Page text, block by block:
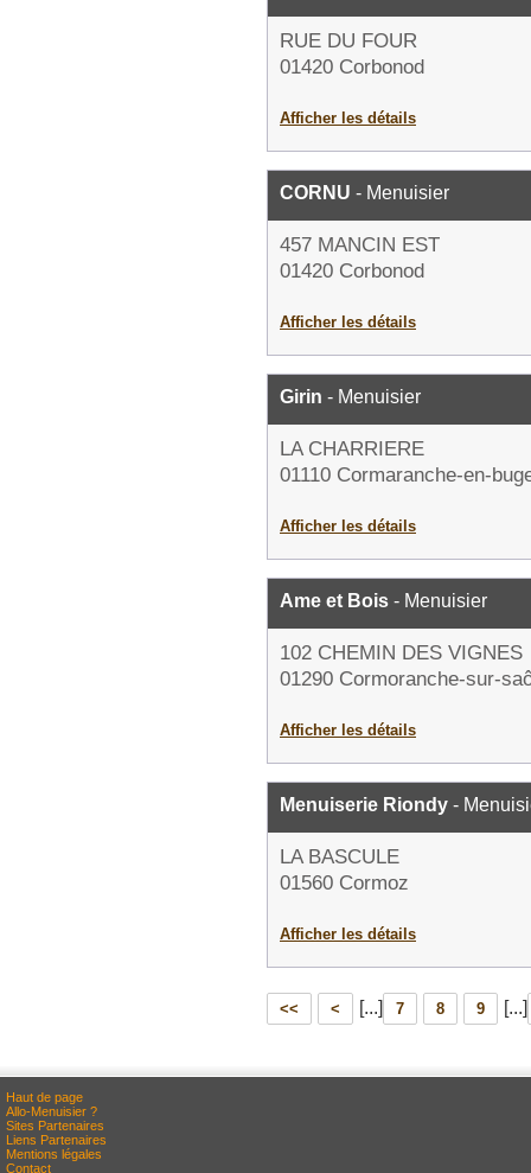
RUE DU FOUR
01420 Corbonod
Afficher les détails
CORNU - Menuisier
457 MANCIN EST
01420 Corbonod
Afficher les détails
Girin - Menuisier
LA CHARRIERE
01110 Cormaranche-en-
Afficher les détails
Ame et Bois - Menuisier
102 CHEMIN DES VIGNES
01290 Cormoranche-sur-
Afficher les détails
Menuiserie Riondy -
LA BASCULE
01560 Cormoz
Afficher les détails
<< < [...] 7 8 9 [...]
Haut de page
Allo-Menuisier ?
Sites Partenaires
Liens Partenaires
Mentions légales
Contact